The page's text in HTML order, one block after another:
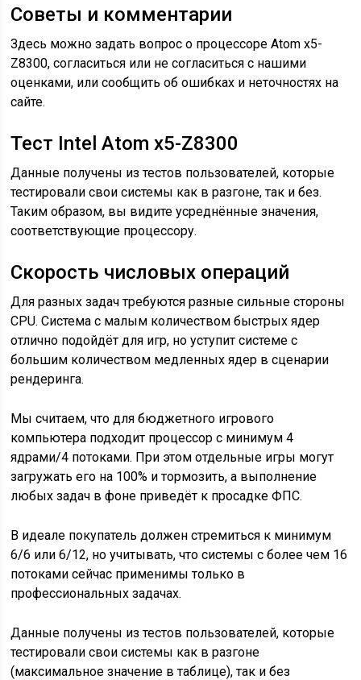
Советы и комментарии
Здесь можно задать вопрос о процессоре Atom x5-
Z8300, согласиться или не согласиться с нашими
оценками, или сообщить об ошибках и неточностях на
сайте.
Тест Intel Atom x5-Z8300
Данные получены из тестов пользователей, которые
тестировали свои системы как в разгоне, так и без.
Таким образом, вы видите усреднённые значения,
соответствующие процессору.
Скорость числовых операций
Для разных задач требуются разные сильные стороны
CPU. Система с малым количеством быстрых ядер
отлично подойдёт для игр, но уступит системе с
большим количеством медленных ядер в сценарии
рендеринга.
Мы считаем, что для бюджетного игрового
компьютера подходит процессор с минимум 4
ядрами/4 потоками. При этом отдельные игры могут
загружать его на 100% и тормозить, а выполнение
любых задач в фоне приведёт к просадке ФПС.
В идеале покупатель должен стремиться к минимум
6/6 или 6/12, но учитывать, что системы с более чем 16
потоками сейчас применимы только в
профессиональных задачах.
Данные получены из тестов пользователей, которые
тестировали свои системы как в разгоне
(максимальное значение в таблице), так и без